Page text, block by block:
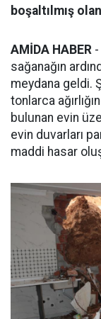
boşaltılmış
AMİDA HABER
sağanağın
meydana geldi.
tonlarca
bulunan evin
evin duvarları
maddi hasar